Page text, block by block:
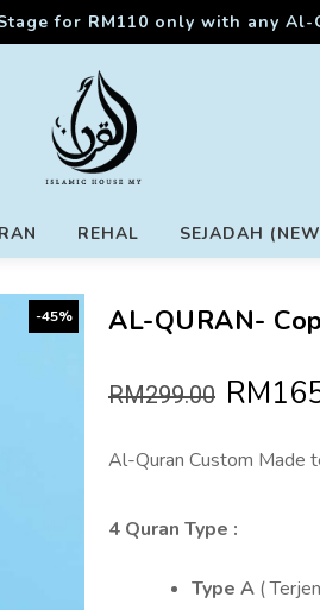
for RM110 only with any Al-
REHAL SEJADAH
-45% AL-QURAN-
RM299.00
Al-Quran Custom Made
4 Quran Type :
Type A (